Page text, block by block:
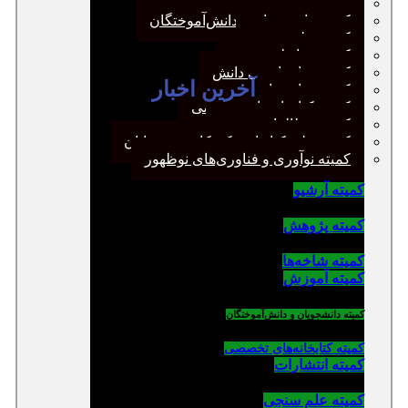
کمیته دانشجویان و دانش‌آموختگان
کمیته علم سنجی
کمیته روابط عمومی
کمیته سازماندهی دانش
کمیته شاخه‌ها
کمیته کتابخانه‌های تخصصی
کمیته مطالعات صنفی
کمیته ملی کتابداری کودکان و نوجوانان
کمیته نوآوری و فناوری‌های نوظهور
کمیته آرشیو
کمیته پژوهش
کمیته شاخه‌ها
کمیته آموزش
کمیته دانشجویان و دانش‌آموختگان
کمیته کتابخانه‌های تخصصی
کمیته انتشارات
کمیته علم سنجی
آخرین اخبار